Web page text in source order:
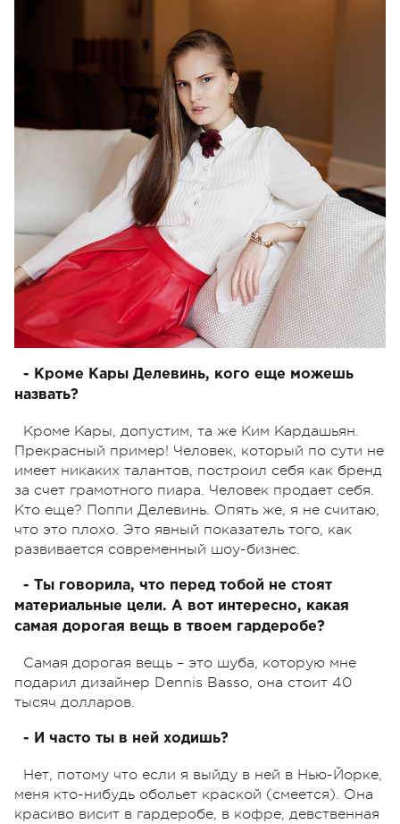
- Кроме Кары Делевинь, кого еще можешь
назвать?
Кроме Кары, допустим, та же Ким Кардашьян.
Прекрасный пример! Человек, который по сути не
имеет никаких талантов, построил себя как бренд
за счет грамотного пиара. Человек продает себя.
Кто еще? Поппи Делевинь. Опять же, я не считаю,
что это плохо. Это явный показатель того, как
развивается современный шоу-бизнес.
- Ты говорила, что перед тобой не стоят
материальные цели. А вот интересно, какая
самая дорогая вещь в твоем гардеробе?
Самая дорогая вещь – это шуба, которую мне
подарил дизайнер Dennis Basso, она стоит 40
тысяч долларов.
- И часто ты в ней ходишь?
Нет, потому что если я выйду в ней в Нью-Йорке,
меня кто-нибудь обольет краской (смеется). Она
красиво висит в гардеробе, в кофре, девственная